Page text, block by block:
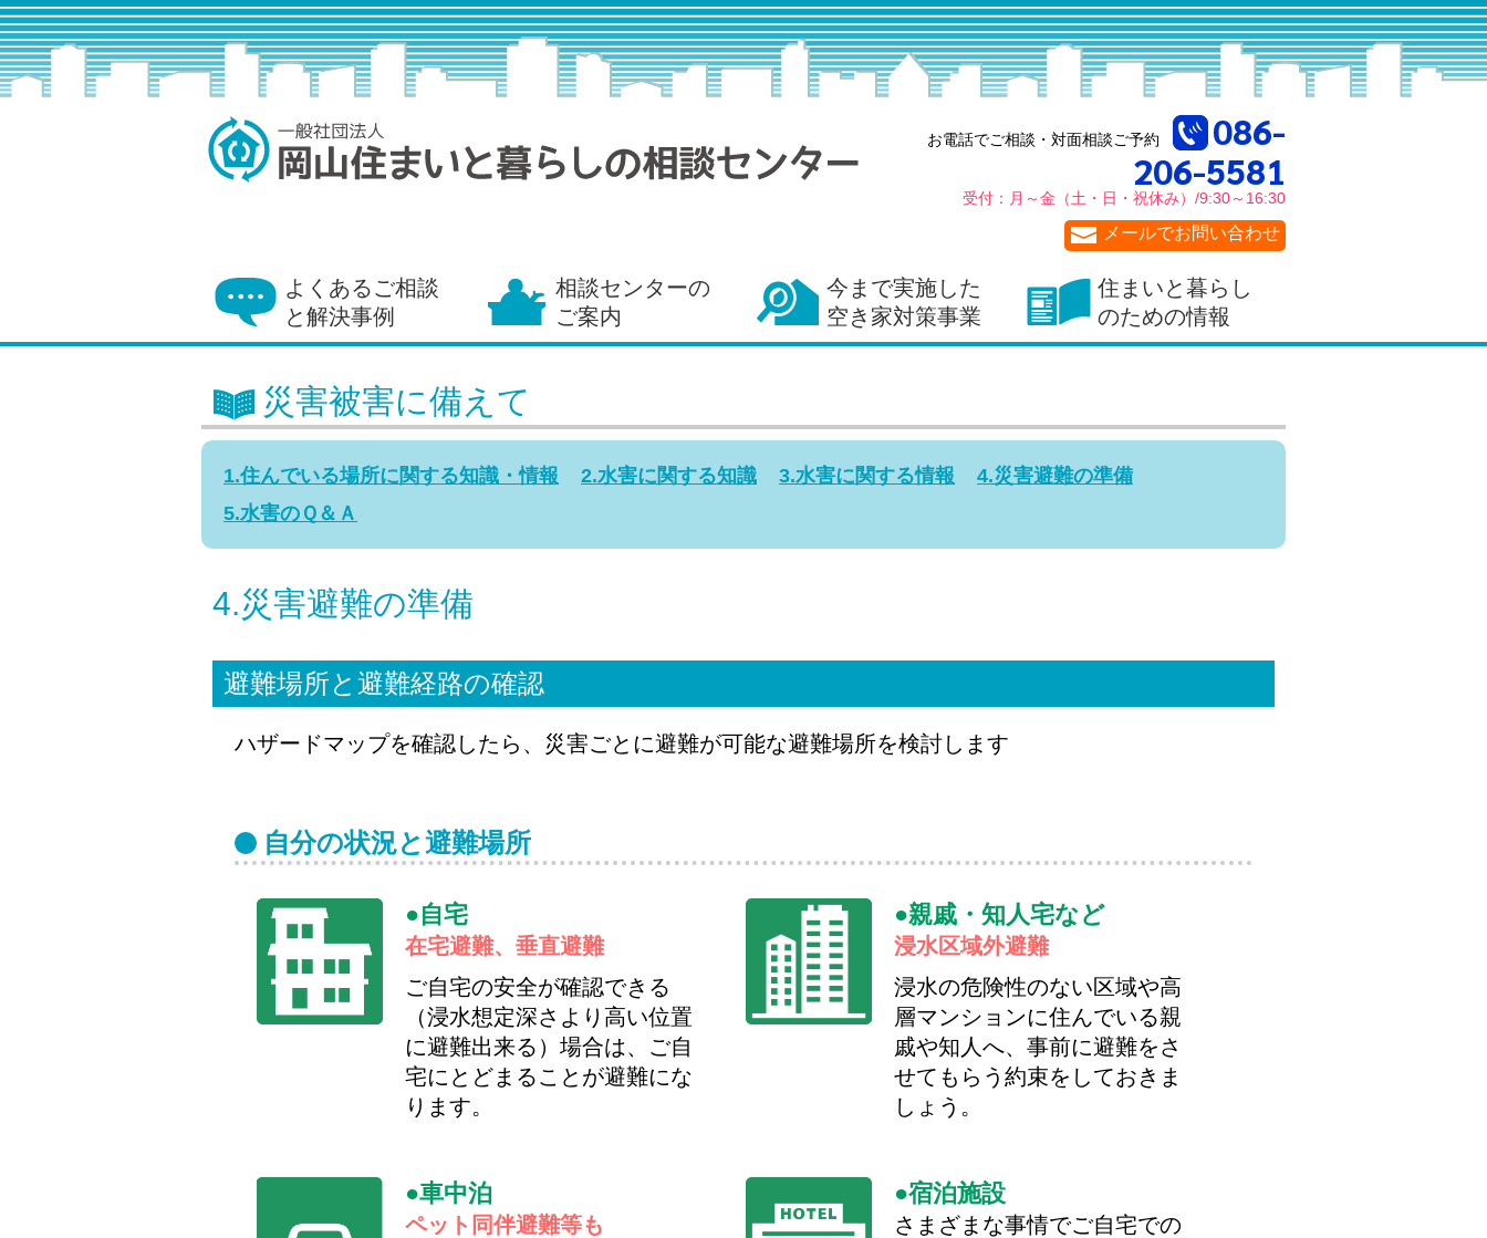
お電話でご相談・対面相談ご予約
086-
206-5581
受付： 月～金 （土・日・祝休み）/9:30～16:30
メールでお問い合わせ
よくあるご相談
と解決事例
相談センターの
ご案内
今まで実施した
空き家対策事業
住まいと暮らし
のための情報
災害被害に備えて
1.住んでいる場所に関する知識・情報 2.水害に関する知識 3.水害に関する情報
4.災害避難の準備
5.水害のＱ＆Ａ
4.災害避難の準備
避難場所と避難経路の確認
ハザードマップを確認したら、災害ごとに避難が可能な避難場所を検討します
自分の状況と避難場所
自宅
在宅避難、垂直避難
ご自宅の安全が確認できる
（浸水想定深さより高い位置
に避難出来る）場合は、ご自
宅にとどまることが避難にな
ります。
親戚・知人宅など
浸水区域外避難
浸水の危険性のない区域や高
層マンションに住んでいる親
戚や知人へ、事前に避難をさ
せてもらう約束をしておきま
しょう。
車中泊
ペット同伴避難等も
宿泊施設
さまざまな事情でご自宅での